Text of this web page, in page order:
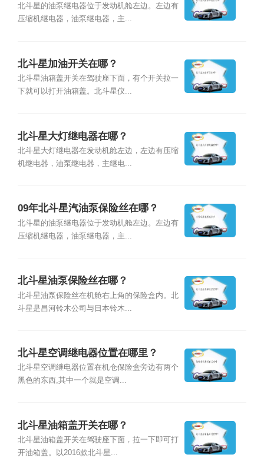
北斗星的油泵继电器位于发动机舱左边。左边有
压缩机继电器，油泵继电器，主...
北斗星加油开关在哪？
北斗星油箱盖开关在驾驶座下面，有个开关拉一
下就可以打开油箱盖。北斗星仪...
北斗星大灯继电器在哪？
北斗星大灯继电器在发动机舱左边，左边有压缩
机继电器，油泵继电器，主继电...
09年北斗星汽油泵保险丝在哪？
北斗星的油泵继电器位于发动机舱左边。左边有
压缩机继电器，油泵继电器，主...
北斗星油泵保险丝在哪？
北斗星油泵保险丝在机舱右上角的保险盒内。北
斗星是昌河铃木公司与日本铃木...
北斗星空调继电器位置在哪里？
北斗星空调继电器位置在机仓保险盒旁边有两个
黑色的东西,其中一个就是空调...
北斗星油箱盖开关在哪？
北斗星油箱盖开关在驾驶座下面，拉一下即可打
开油箱盖。以2016款北斗星...